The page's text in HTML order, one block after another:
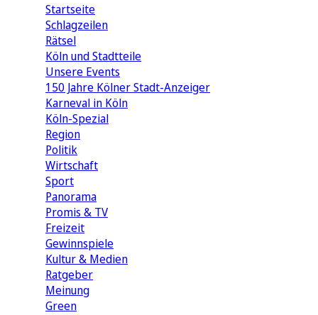
Startseite
Schlagzeilen
Rätsel
Köln und Stadtteile
Unsere Events
150 Jahre Kölner Stadt-Anzeiger
Karneval in Köln
Köln-Spezial
Region
Politik
Wirtschaft
Sport
Panorama
Promis & TV
Freizeit
Gewinnspiele
Kultur & Medien
Ratgeber
Meinung
Green